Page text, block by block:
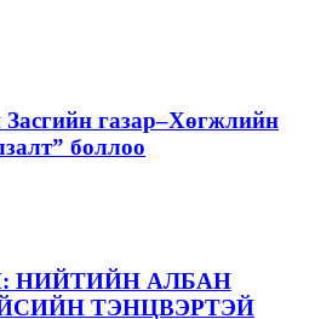
газар–Хөгжлийн
боллоо
НИЙТИЙН АЛБАН
ТЭНЦВЭРТЭЙ